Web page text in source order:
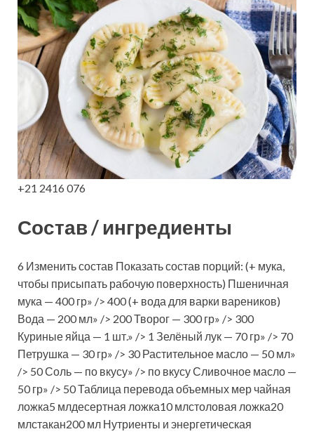
+21 2416 076
Состав / ингредиенты
6 Изменить состав Показать состав порций: (+ мука,
чтобы присыпать рабочую поверхность) Пшеничная
мука — 400 гр» /> 400 (+ вода для варки вареников)
Вода — 200 мл» /> 200 Творог — 300 гр» /> 300
Куриные яйца — 1 шт.» /> 1 Зелёный лук — 70 гр» /> 70
Петрушка — 30 гр» /> 30 Растительное масло — 50 мл»
/> 50 Соль — по вкусу» /> по вкусу Сливочное масло —
50 гр» /> 50 Таблица перевода объемных мер чайная
ложка5 млдесертная ложка10 млстоловая ложка20
млстакан200 мл Нутриенты и энергетическая